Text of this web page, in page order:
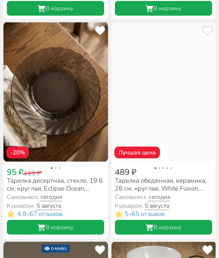
В корзину В корзину
-20%
95 ₽119 ₽
Тарелка десертная, стекло, 19.6
см, круглая, Eclipse Ocean,
Luminarc, H0246/L5080
Самовывоз:сегодня
Курьером: 5 августа
4.9•67 отзывов
В корзину
Лучшая цена
489 ₽
Тарелка обеденная, керамика,
26 см, круглая, White Fusion,
Daniks, белая
Самовывоз: сегодня
Курьером: 5 августа
5•65 отзывов
В корзину